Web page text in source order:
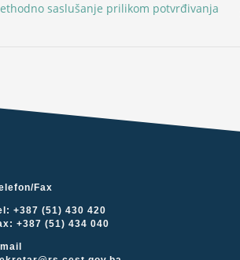
saslušanje prilikom potvrđivanja
Fax
+387 (51) 430 420
+387 (51) 434 040